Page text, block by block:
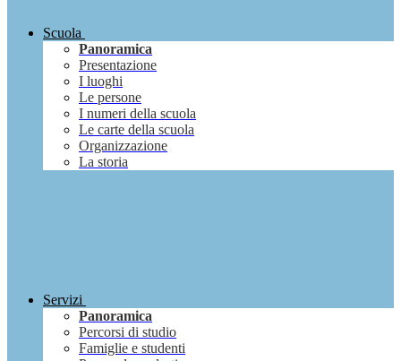
Scuola
Panoramica
Presentazione
I luoghi
Le persone
I numeri della scuola
Le carte della scuola
Organizzazione
La storia
Servizi
Panoramica
Percorsi di studio
Famiglie e studenti